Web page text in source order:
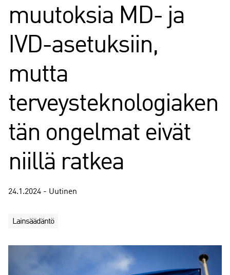
muutoksia MD- ja
IVD-asetuksiin,
mutta
terveysteknologiaken
tän ongelmat eivät
niillä ratkea
24.1.2024 - Uutinen
Lainsäädäntö